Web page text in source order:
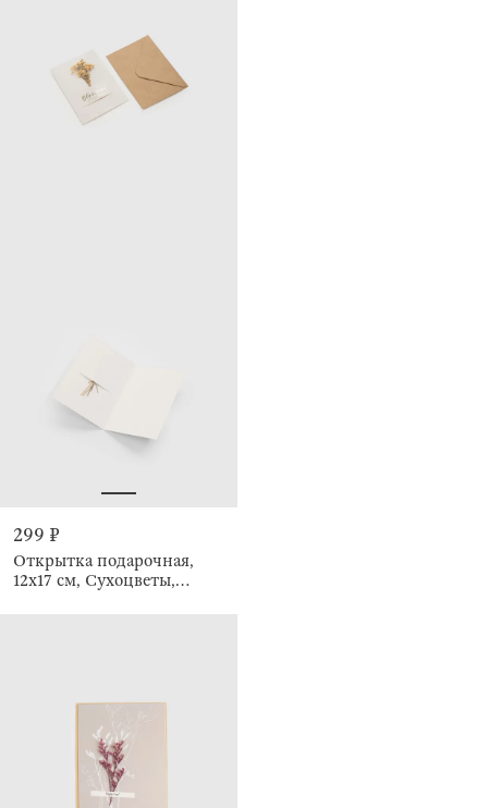
299 ₽
Открытка подарочная,
12х17 см, Сухоцветы,